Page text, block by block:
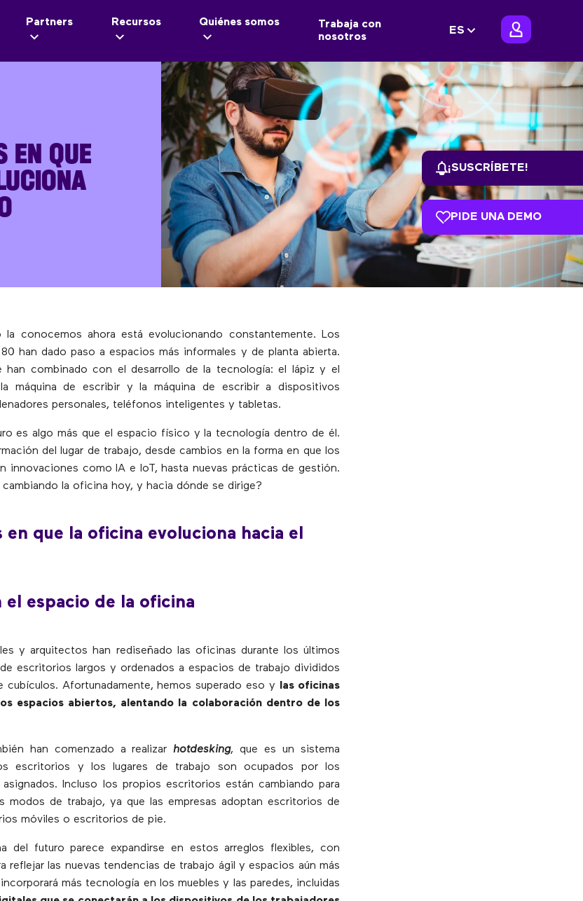
Partners Recursos Quiénes somos
Trabaja con
nosotros
ES
EN QUE
conocemos ahora está evolucionando constantemente. Los
han dado paso a espacios más informales y de planta abierta.
han combinado con el desarrollo de la tecnología: el lápiz y el
máquina de escribir y la máquina de escribir a dispositivos
personales, teléfonos inteligentes y tabletas.
es algo más que el espacio físico y la tecnología dentro de él.
del lugar de trabajo, desde cambios en la forma en que los
innovaciones como IA e IoT, hasta nuevas prácticas de gestión.
la oficina hoy, y hacia dónde se dirige?
en que la oficina evoluciona hacia el
el espacio de la oficina
y arquitectos han rediseñado las oficinas durante los últimos
escritorios largos y ordenados a espacios de trabajo divididos
cubículos. Afortunadamente, hemos superado eso y
las oficinas
espacios abiertos, alentando la colaboración dentro de los
han comenzado a realizarhotdesking, que es un sistema
escritorios y los lugares de trabajo son ocupados por los
asignados. Incluso los propios escritorios están cambiando para
modos de trabajo, ya que las empresas adoptan escritorios de
móviles o escritorios de pie.
del futuro parece expandirse en estos arreglos flexibles, con
reflejar las nuevas tendencias de trabajo ágil y espacios aún más
más tecnología en los muebles y las paredes, incluidas
¡SUSCRÍBETE!
PIDE UNA DEMO